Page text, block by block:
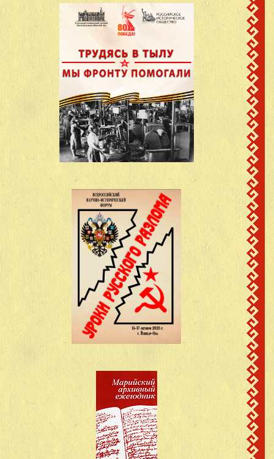
Кольцов Николай
поч.Покровский,
Моркинский район,
МарАССР
Кольцов Никонор
Алексеевич
поч.Покровский,
Моркинский район,
МарАССР
Кольцов Павел
Алексеевич
1909
поч.Покровский,
Моркинский район,
МарАССР
Александрович
поч.Покровский,
Моркинский район,
МарАССР
Кузнецов Василий
Никитич
1910
поч.Покровский,
Моркинский район,
МарАССР
Кутюков Федор
Васильевич
1921
поч.Покровский,
Моркинский район,
МарАССР
Лаврентьев Яков
поч.Покровский,
Моркинский район,
1913
поч.Покровский,
Моркинский район,
МарАССР
Петров Николай
1922
поч.Покровский,
Моркинский район,